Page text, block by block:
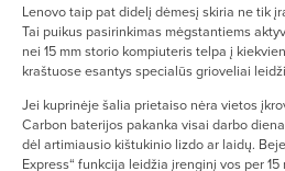
Lenovo taip pat didelį dėmesį skiria ne tik
Tai puikus pasirinkimas mėgstantiems
nei 15 mm storio kompiuteris telpa į
kraštuose esantys specialūs grioveliai
Jei kuprinėje šalia prietaiso nėra vietos
Carbon baterijos pakanka visai darbo
dėl artimiausio kištukinio lizdo ar laidų.
Express“ funkcija leidžia įrenginį vos per